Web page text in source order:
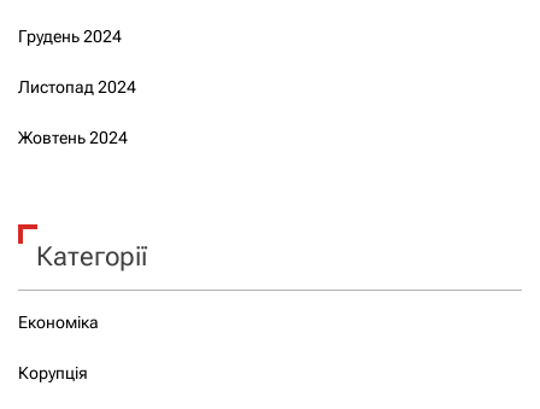
Грудень 2024
Листопад 2024
Жовтень 2024
Категорії
Економіка
Корупція